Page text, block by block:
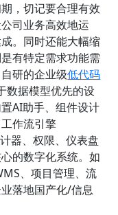
，切记要合理有效
司业务高效地运
。同时还能大幅缩
有特定需求功能需
研的企业级低代码
据模型优先的设
AI助手、组件设计
作流引擎
器、权限、仪表盘
的数字化系统。如
、项目管理、流
落地国产化/信息